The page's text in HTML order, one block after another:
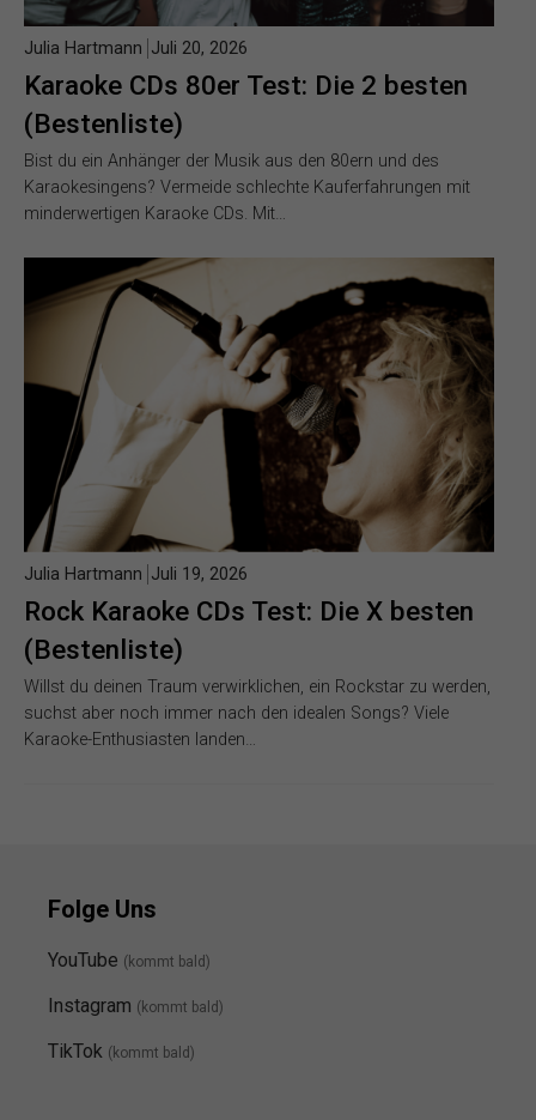
Karaoke CDs 80er Test: Die 2 besten
(Bestenliste)
Julia Hartmann Juli 20, 2026
Bist du ein Anhänger der Musik aus den 80ern und des
Karaokesingens? Vermeide schlechte Kauferfahrungen mit
minderwertigen Karaoke CDs. Mit…
Rock Karaoke CDs Test: Die X besten
(Bestenliste)
Julia Hartmann Juli 19, 2026
Willst du deinen Traum verwirklichen, ein Rockstar zu werden,
suchst aber noch immer nach den idealen Songs? Viele
Karaoke-Enthusiasten landen…
Folge Uns
YouTube (kommt bald)
Instagram (kommt bald )
TikTok (kommt bald)